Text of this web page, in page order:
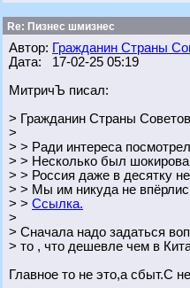
Re: Пизнес шмизнес
Автор: Гражданин Страны
Дата: 17-02-25 05:19
МитричЪ писал:
> Гражданин Страны
>
> > Ради интереса
> > Несколько был
> > Россия даже в десятку
> > Мы им никуда не
> > Ссылка.
>
> Сначала надо задаться
> то , что дешевле чем в
Главное то не это,а сбыт.С